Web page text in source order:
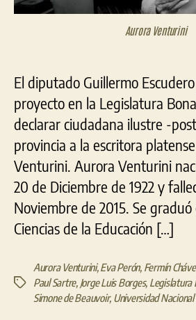
Aurora Venturini
El diputado Guillermo
proyecto en la Legislatura
declarar ciudadana ilustre -
provincia a la escritora
Venturini. Aurora Venturini
20 de Diciembre de 1922 y
Noviembre de 2015. Se
Ciencias de la Educación […]
Etiquetas
Aurora Venturini,Eva Perón, Fermín
Paul Sartre, Jorge Luis Borges, Legislatura
Simone de Beauvoir, Universidad